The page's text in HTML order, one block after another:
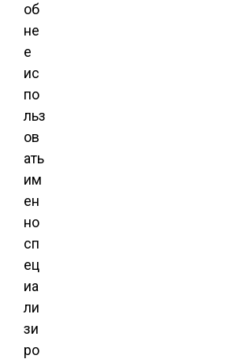
об
не
е
ис
по
льз
ов
ать
им
ен
но
сп
ец
иа
ли
зи
ро